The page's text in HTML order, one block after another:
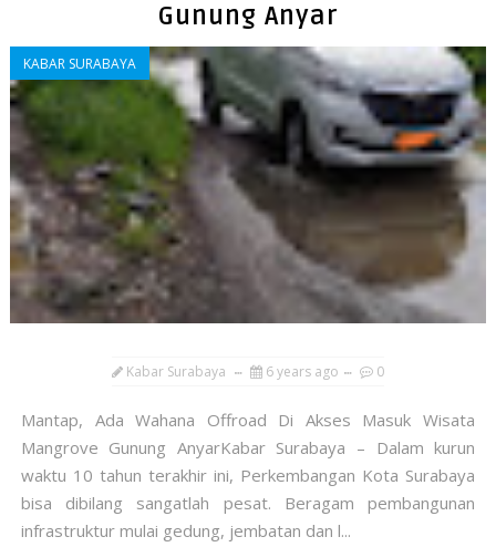
Gunung Anyar
KABAR SURABAYA
Kabar Surabaya 6 years ago 0
Mantap, Ada Wahana Offroad Di Akses Masuk Wisata
Mangrove Gunung AnyarKabar Surabaya – Dalam kurun
waktu 10 tahun terakhir ini, Perkembangan Kota Surabaya
bisa dibilang sangatlah pesat. Beragam pembangunan
infrastruktur mulai gedung, jembatan dan l...